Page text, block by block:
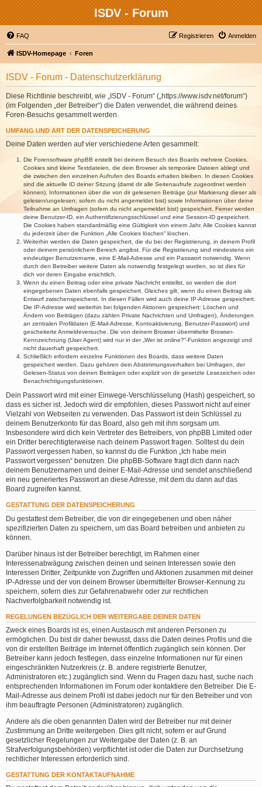
ISDV - Forum
FAQ Anmelden
Registrieren
ISDV-Homepage Foren
ISDV - Forum - Datenschutzerklärung
Diese Richtlinie beschreibt, wie „ISDV - Forum“ („https://www.isdv.net/forum“)
(im Folgenden „der Betreiber“) die Daten verwendet, die während deines
Foren-Besuchs gesammelt werden.
UMFANG UND ART DER DATENSPEICHERUNG
Deine Daten werden auf vier verschiedene Arten gesammelt:
Die Forensoftware phpBB erstellt bei deinem Besuch des Boards mehrere Cookies.
Cookies sind kleine Textdateien, die dein Browser als temporäre Dateien ablegt und
die zwischen den einzelnen Aufrufen des Boards erhalten bleiben. In diesen Cookies
sind die aktuelle ID deiner Sitzung (damit dir alle Seitenaufrufe zugeordnet werden
können), Informationen über die von dir gelesenen Beiträge (zur Markierung dieser als
gelesen/ungelesen; sofern du nicht angemeldet bist) sowie Informationen über deine
Teilnahme an Umfragen (sofern du nicht angemeldet bist) gespeichert. Ferner werden
deine Benutzer-ID, ein Authentifizierungsschlüssel und eine Session-ID gespeichert.
Die Cookies haben standardmäßig eine Gültigkeit von einem Jahr. Alle Cookies kannst
du jederzeit über die Funktion „Alle Cookies löschen“ löschen.
Weiterhin werden die Daten gespeichert, die du bei der Registrierung, in deinem Profil
oder deinem persönlichem Bereich angibst. Für die Registrierung sind mindestens ein
eindeutiger Benutzername, eine E-Mail-Adresse und ein Passwort notwendig. Wenn
durch den Betreiber weitere Daten als notwendig festgelegt wurden, so ist dies für
dich vor deren Eingabe ersichtlich.
Wenn du einen Beitrag oder eine private Nachricht erstellst, so werden die dort
eingegebenen Daten ebenfalls gespeichert. Gleiches gilt, wenn du einen Beitrag als
Entwurf zwischenspeicherst. In diesen Fällen wird auch deine IP-Adresse gespeichert.
Die IP-Adresse wird weiterhin bei folgenden Aktionen gespeichert: Löschen und
Ändern von Beiträgen (dazu zählen Private Nachrichten und Umfragen), Änderungen
an zentralen Profildaten (E-Mail-Adresse, Kontoaktivierung, Benutzer-Passwort) und
gescheiterte Anmeldeversuche. Die von deinem Browser übermittelte Browser-
Kennzeichnung (User Agent) wird nur in der „Wer ist online?“-Funktion angezeigt und
nicht dauerhaft gespeichert.
Schließlich erfordern einzelne Funktionen des Boards, dass weitere Daten
gespeichert werden. Dazu gehören dein Abstimmungsverhalten bei Umfragen, der
Gelesen-Status von deinen Beiträgen oder explizit von dir gesetzte Lesezeichen oder
Benachrichtigungsfunktionen.
Dein Passwort wird mit einer Einwege-Verschlüsselung (Hash) gespeichert, so
dass es sicher ist. Jedoch wird dir empfohlen, dieses Passwort nicht auf einer
Vielzahl von Webseiten zu verwenden. Das Passwort ist dein Schlüssel zu
deinem Benutzerkonto für das Board, also geh mit ihm sorgsam um.
Insbesondere wird dich kein Vertreter des Betreibers, von phpBB Limited oder
ein Dritter berechtigterweise nach deinem Passwort fragen. Solltest du dein
Passwort vergessen haben, so kannst du die Funktion „Ich habe mein
Passwort vergessen“ benutzen. Die phpBB-Software fragt dich dann nach
deinem Benutzernamen und deiner E-Mail-Adresse und sendet anschließend
ein neu generiertes Passwort an diese Adresse, mit dem du dann auf das
Board zugreifen kannst.
GESTATTUNG DER DATENSPEICHERUNG
Du gestattest dem Betreiber, die von dir eingegebenen und oben näher
spezifizierten Daten zu speichern, um das Board betreiben und anbieten zu
können.
Darüber hinaus ist der Betreiber berechtigt, im Rahmen einer
Interessenabwägung zwischen deinen und seinen Interessen sowie den
Interessen Dritter, Zeitpunkte von Zugriffen und Aktionen zusammen mit deiner
IP-Adresse und der von deinem Browser übermittelter Browser-Kennung zu
speichern, sofern dies zur Gefahrenabwehr oder zur rechtlichen
Nachverfolgbarkeit notwendig ist.
REGELUNGEN BEZÜGLICH DER WEITERGABE DEINER DATEN
Zweck eines Boards ist es, einen Austausch mit anderen Personen zu
ermöglichen. Du bist dir daher bewusst, dass die Daten deines Profils und die
von dir erstellten Beiträge im Internet öffentlich zugänglich sein können. Der
Betreiber kann jedoch festlegen, dass einzelne Informationen nur für einen
eingeschränkten Nutzerkreis (z. B. andere registrierte Benutzer,
Administratoren etc.) zugänglich sind. Wenn du Fragen dazu hast, suche nach
entsprechenden Informationen im Forum oder kontaktiere den Betreiber. Die E-
Mail-Adresse aus deinem Profil ist dabei jedoch nur für den Betreiber und von
ihm beauftragte Personen (Administratoren) zugänglich.
Andere als die oben genannten Daten wird der Betreiber nur mit deiner
Zustimmung an Dritte weitergeben. Dies gilt nicht, sofern er auf Grund
gesetzlicher Regelungen zur Weitergabe der Daten (z. B. an
Strafverfolgungsbehörden) verpflichtet ist oder die Daten zur Durchsetzung
rechtlicher Interessen erforderlich sind.
GESTATTUNG DER KONTAKTAUFNAHME